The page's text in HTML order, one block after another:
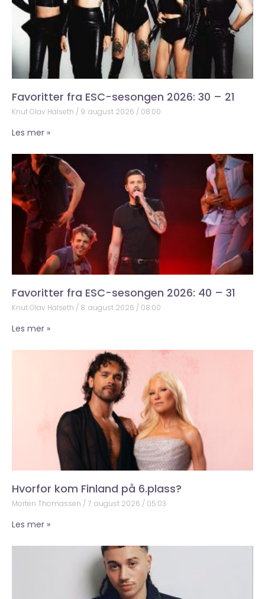
Favoritter fra ESC-sesongen 2026: 30 – 21
Knut Olav Halseth 9. august 2026 08:00
Les mer »
Favoritter fra ESC-sesongen 2026: 40 – 31
Knut Olav Halseth 8. august 2026 08:00
Les mer »
Hvorfor kom Finland på 6.plass?
Morten Thomassen 7. august 2026 05:03
Les mer »